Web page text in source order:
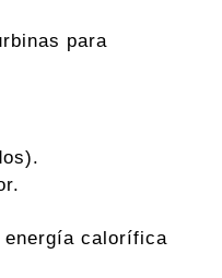
para
energía calorífica